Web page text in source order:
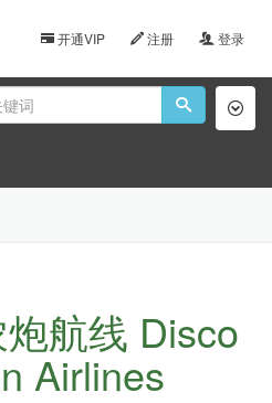
开通VIP 注册 登录
航线 Disco
Airlines